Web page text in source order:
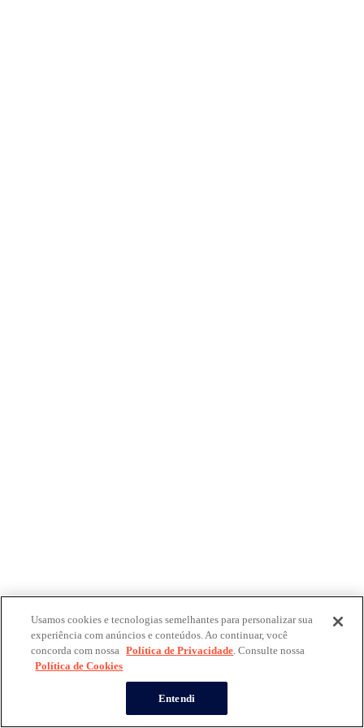
Usamos cookies e tecnologias semelhantes para personalizar sua
experiência com anúncios e conteúdos. Ao continuar, você
concorda com nossa Política de Privacidade. Consulte nossa
Política de Cookies
Entendi